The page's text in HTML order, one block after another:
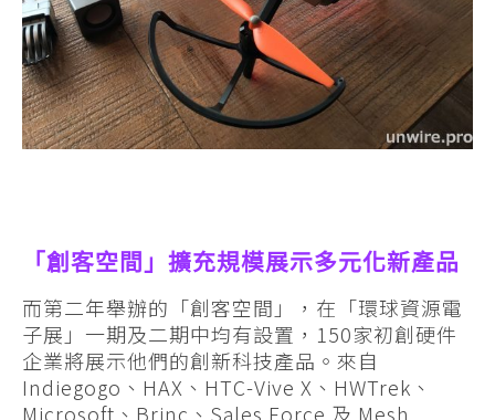
「創客空間」擴充規模展示多元化新產品
而第二年舉辦的「創客空間」，在「環球資源電
子展」一期及二期中均有設置，150家初創硬件
企業將展示他們的創新科技產品。來自
Indiegogo、HAX、HTC-Vive X、HWTrek、
Microsoft、Brinc、Sales Force 及 Mesh